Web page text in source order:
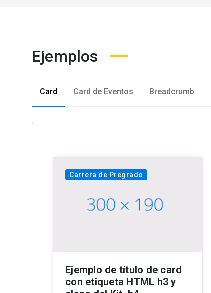
Ejemplos
Card Card de Eventos Breadcrumb
Carrera de Pregrado
Ejemplo de título de card
con etiqueta HTML h3 y